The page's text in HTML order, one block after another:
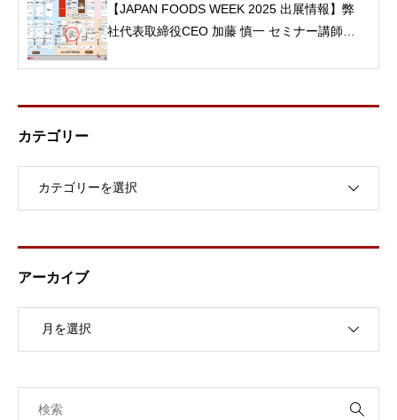
【JAPAN FOODS WEEK 2025 出展情報】弊
社代表取締役CEO 加藤 慎一 セミナー講師と
カテゴリー
アーカイブ